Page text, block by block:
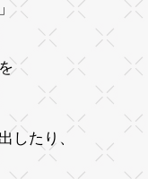
したり、